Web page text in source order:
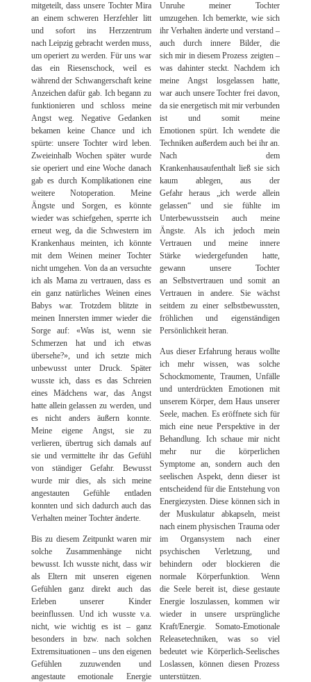
mitgeteilt, dass unsere Tochter Mira
an einem schweren Herzfehler litt
und sofort ins Herzzentrum
nach Leipzig gebracht werden muss,
um operiert zu werden. Für uns war
das ein Riesenschock, weil es
während der Schwangerschaft keine
Anzeichen dafür gab. Ich begann zu
funktionieren und schloss meine
Angst weg. Negative Gedanken
bekamen keine Chance und ich
spürte: unsere Tochter wird leben.
Zweieinhalb Wochen später wurde
sie operiert und eine Woche danach
gab es durch Komplikationen eine
weitere Notoperation. Meine
Ängste und Sorgen, es könnte
wieder was schiefgehen, sperrte ich
erneut weg, da die Schwestern im
Krankenhaus meinten, ich könnte
mit dem Weinen meiner Tochter
nicht umgehen. Von da an versuchte
ich als Mama zu vertrauen, dass es
ein ganz natürliches Weinen eines
Babys war. Trotzdem blitzte in
meinen Innersten immer wieder die
Sorge auf: «Was ist, wenn sie
Schmerzen hat und ich etwas
übersehe?», und ich setzte mich
unbewusst unter Druck. Später
wusste ich, dass es das Schreien
eines Mädchens war, das Angst
hatte allein gelassen zu werden, und
es nicht anders äußern konnte.
Meine eigene Angst, sie zu
verlieren, übertrug sich damals auf
sie und vermittelte ihr das Gefühl
von ständiger Gefahr. Bewusst
wurde mir dies, als sich meine
angestauten Gefühle entladen
konnten und sich dadurch auch das
Verhalten meiner Tochter änderte.
Bis zu diesem Zeitpunkt waren mir
solche Zusammenhänge nicht
bewusst. Ich wusste nicht, dass wir
als Eltern mit unseren eigenen
Gefühlen ganz direkt auch das
Erleben unserer Kinder
beeinflussen. Und ich wusste v.a.
nicht, wie wichtig es ist – ganz
besonders in bzw. nach solchen
Extremsituationen – uns den eigenen
Gefühlen zuzuwenden und
angestaute emotionale Energie
Unruhe meiner Tochter
umzugehen. Ich bemerkte, wie sich
ihr Verhalten änderte und verstand –
auch durch innere Bilder, die
sich mir in diesem Prozess zeigten –
was dahinter steckt. Nachdem ich
meine Angst losgelassen hatte,
war auch unsere Tochter frei davon,
da sie energetisch mit mir verbunden
ist und somit meine
Emotionen spürt. Ich wendete die
Techniken außerdem auch bei ihr an.
Nach dem
Krankenhausaufenthalt ließ sie sich
kaum ablegen, aus der
Gefahr heraus „ich werde allein
gelassen“ und sie fühlte im
Unterbewusstsein auch meine
Ängste. Als ich jedoch mein
Vertrauen und meine innere
Stärke wiedergefunden hatte,
gewann unsere Tochter
an Selbstvertrauen und somit an
Vertrauen in andere. Sie wächst
seitdem zu einer selbstbewussten,
fröhlichen und eigenständigen
Persönlichkeit heran.
Aus dieser Erfahrung heraus wollte
ich mehr wissen, was solche
Schockmomente, Traumen, Unfälle
und unterdrückten Emotionen mit
unserem Körper, dem Haus unserer
Seele, machen. Es eröffnete sich für
mich eine neue Perspektive in der
Behandlung. Ich schaue mir nicht
mehr nur die körperlichen
Symptome an, sondern auch den
seelischen Aspekt, denn dieser ist
entscheidend für die Entstehung von
Energiezysten. Diese können sich in
der Muskulatur abkapseln, meist
nach einem physischen Trauma oder
im Organsystem nach einer
psychischen Verletzung, und
behindern oder blockieren die
normale Körperfunktion. Wenn
die Seele bereit ist, diese gestaute
Energie loszulassen, kommen wir
wieder in unsere ursprüngliche
Kraft/Energie. Somato-Emotionale
Releasetechniken, was so viel
bedeutet wie Körperlich-Seelisches
Loslassen, können diesen Prozess
unterstützen.